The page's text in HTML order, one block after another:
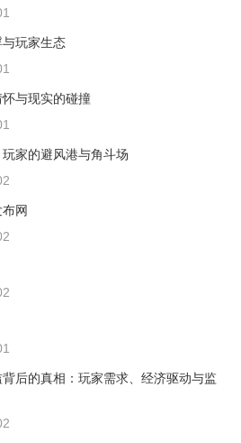
玩家生态
与现实的碰撞
家的避风港与角斗场
网
后的真相：玩家需求、经济驱动与监